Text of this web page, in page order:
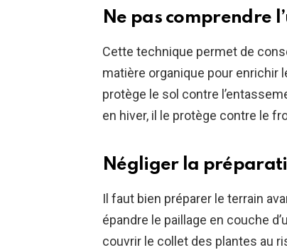
Ne pas comprendre
Cette technique permet de
matière organique pour enrichir
protège le sol contre
en hiver, il le protège contre le
Négliger la
Il faut bien préparer le terrain
épandre le paillage en couche
couvrir le collet des plantes au